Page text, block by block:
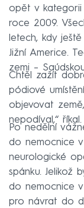
opět v kategorii
roce 2009.
letech, kdy
Jižní Americe.
zemi –
Chtěl zažít
pódiové
objevovat
nepodíval,“ říkal.
Po nedělní
do nemocnice
neurologické
spánku. Jelikož
do nemocnice
pro návrat do